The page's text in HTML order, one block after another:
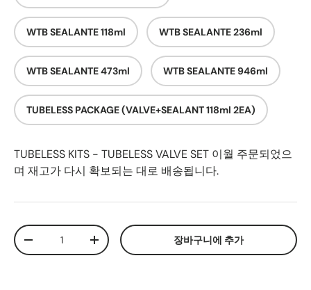
WTB SEALANTE 118ml WTB SEALANTE 236ml
WTB SEALANTE 473ml WTB SEALANTE 946ml
TUBELESS PACKAGE (VALVE+SEALANT 118ml 2EA)
TUBELESS KITS - TUBELESS VALVE SET 이월 주문되었으
며 재고가 다시 확보되는 대로 배송됩니다.
수량
-
+ 장바구니에 추가